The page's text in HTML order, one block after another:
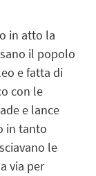
in atto la
il popolo
e fatta di
con le
e lance
in tanto
le
via per